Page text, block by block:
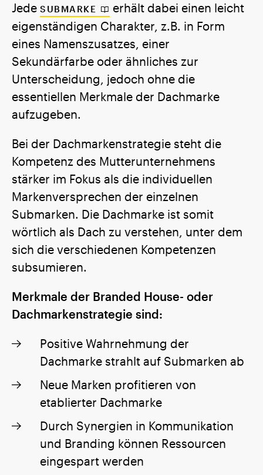
Jede SUBMARKE
erhält dabei einen leicht
eigenständigen Charakter, z.B. in Form
eines Namenszusatzes, einer
Sekundärfarbe oder ähnliches zur
Unterscheidung, jedoch ohne die
essentiellen Merkmale der Dachmarke
aufzugeben.
Bei der Dachmarkenstrategie steht die
Kompetenz des Mutterunternehmens
stärker im Fokus als die individuellen
Markenversprechen der einzelnen
Submarken. Die Dachmarke ist somit
wörtlich als Dach zu verstehen, unter dem
sich die verschiedenen Kompetenzen
subsumieren.
Merkmale der Branded House- oder
Dachmarkenstrategie sind:
Positive Wahrnehmung der
Dachmarke strahlt auf Submarken ab
Neue Marken profitieren von
etablierter Dachmarke
Durch Synergien in Kommunikation
und Branding können Ressourcen
eingespart werden